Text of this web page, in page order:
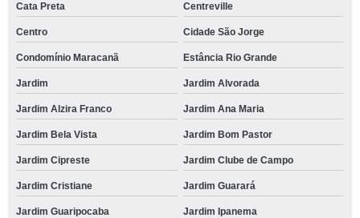
Cata Preta Centreville
Centro Cidade São Jorge
Condomínio Maracanã Estância Rio Grande
Jardim Jardim Alvorada
Jardim Alzira Franco Jardim Ana Maria
Jardim Bela Vista Jardim Bom Pastor
Jardim Cipreste Jardim Clube de Campo
Jardim Cristiane Jardim Guarará
Jardim Guaripocaba Jardim Ipanema